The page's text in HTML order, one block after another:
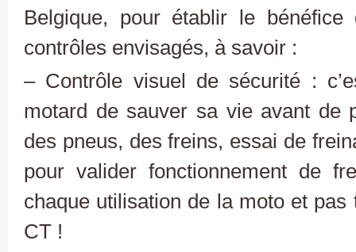
Belgique, pour établir le
contrôles envisagés, à savoir :
– Contrôle visuel de sécurité :
motard de sauver sa vie avant de
des pneus, des freins, essai de
pour valider fonctionnement de
chaque utilisation de la moto et pas
CT !